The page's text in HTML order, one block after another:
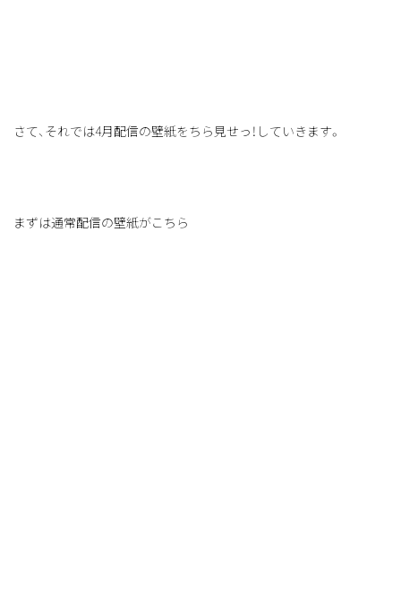
さて、それでは4月配信の壁紙をちら見せっ！していきます。
まずは通常配信の壁紙がこちら